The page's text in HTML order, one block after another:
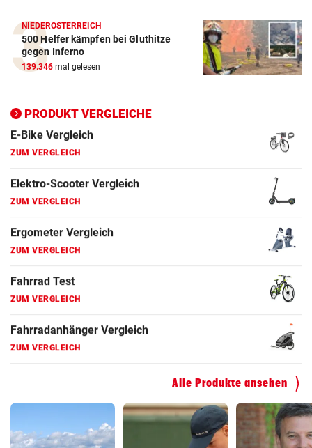
NIEDERÖSTERREICH
500 Helfer kämpfen bei Gluthitze
gegen Inferno
139.346 mal gelesen
PRODUKT VERGLEICHE
ZUM VERGLEICH
Elektro-Scooter Vergleich
ZUM VERGLEICH
ZUM VERGLEICH
Fahrrad Test
ZUM VERGLEICH
Fahrradanhänger Vergleich
ZUM VERGLEICH
Faszienrolle Vergleich
ZUM VERGLEICH
Hoverboard Vergleich
ZUM VERGLEICH
Kinderfahrrad Vergleich
ZUM VERGLEICH
Alle Produkte ansehen